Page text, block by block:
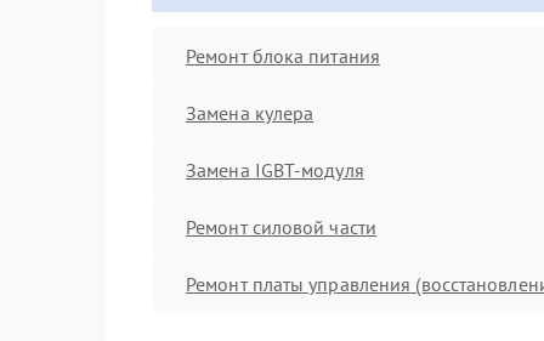
Ремонт блока питания
Замена кулера
Замена IGBT-модуля
Ремонт силовой части
Ремонт платы управления